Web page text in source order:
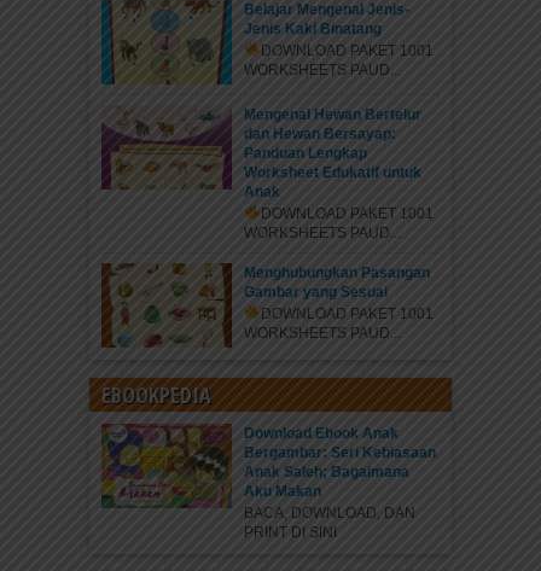
Belajar Mengenal Jenis-
Jenis Kaki Binatang
DOWNLOAD PAKET 1001
WORKSHEETS PAUD...
Mengenal Hewan Bertelur
dan Hewan Bersayap:
Panduan Lengkap
Worksheet Edukatif untuk
Anak
DOWNLOAD PAKET 1001
WORKSHEETS PAUD...
Menghubungkan Pasangan
Gambar yang Sesuai
DOWNLOAD PAKET 1001
WORKSHEETS PAUD...
EBOOKPEDIA
Download Ebook Anak
Bergambar: Seri Kebiasaan
Anak Saleh; Bagaimana
Aku Makan
BACA, DOWNLOAD, DAN
PRINT DI SINI